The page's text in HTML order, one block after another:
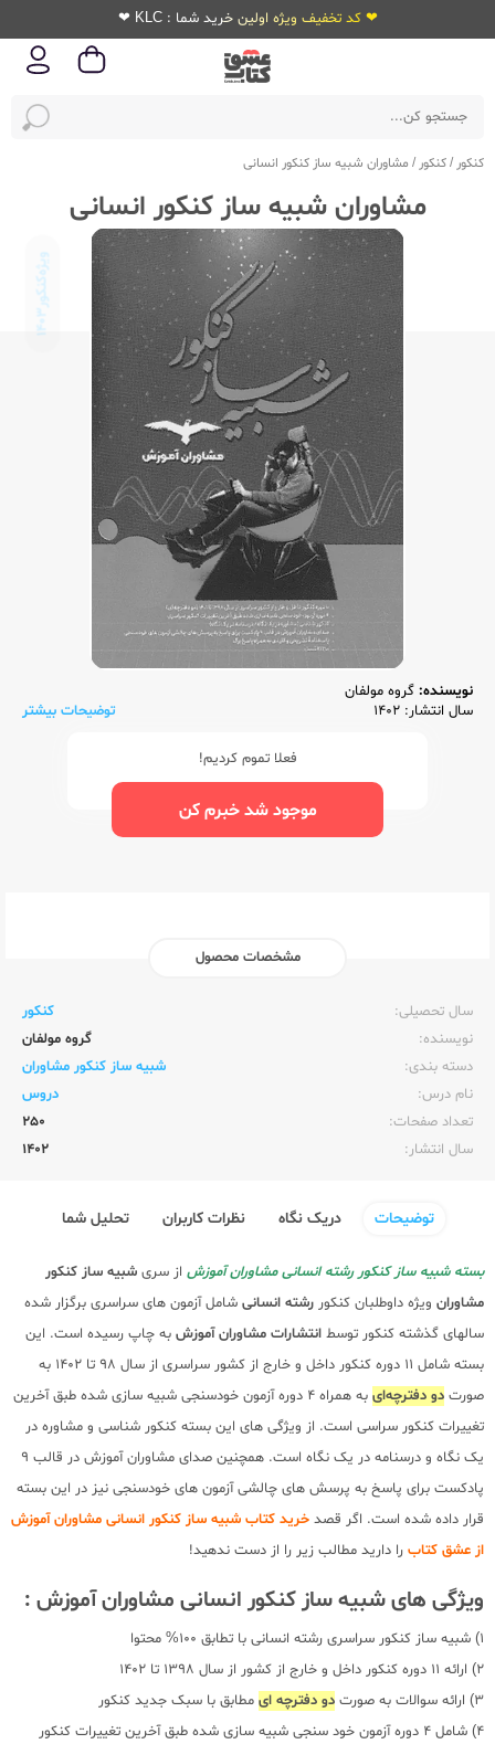
❤ کد تخفیف ویژه اولین خرید شما : KLC ❤
کنکور /کنکور / مشاوران شبیه ساز کنکور انسانی
مشاوران شبیه ساز کنکور انسانی
ویژه‌کنکور
1403
نویسنده: گروه مولفان
سال انتشار: 1402
توضیحات بیشتر
فعلا تموم کردیم!
موجود شد خبرم کن
مشخصات محصول
سال تحصیلی:‌
کنکور
نویسنده:‌
گروه مولفان
دسته بندی:
شبیه ساز کنکور مشاوران
نام درس:
دروس
تعداد صفحات:‌
250
سال انتشار:‌
1402
توضیحات دریک نگاه نظرات کاربران تحلیل شما
بسته شبیه ساز کنکور رشته انسانی مشاوران آموزش از سری شبیه ساز کنکور
مشاوران ویژه داوطلبان کنکور رشته انسانی شامل آزمون های سراسری برگزار شده
سالهای گذشته کنکور توسط انتشارات مشاوران آموزش به چاپ رسیده است. این
بسته شامل 11 دوره کنکور داخل و خارج از کشور سراسری از سال 98 تا 1402 به
صورت دو دفترچه‌ای
به همراه 4 دوره آزمون خودسنجی شبیه سازی شده طبق آخرین
تغییرات کنکور سراسی است. از ویژگی های این بسته کنکور شناسی و مشاوره در
یک نگاه و درسنامه در یک نگاه است. همچنین صدای مشاوران آموزش در قالب 9
پادکست برای پاسخ به پرسش های چالشی آزمون های خودسنجی نیز در این بسته
قرار داده شده است. اگر قصد خرید کتاب شبیه ساز کنکور انسانی مشاوران آموزش
از عشق کتاب را دارید مطالب زیر را از دست ندهید!
ویژگی های شبیه ساز کنکور انسانی مشاوران آموزش :
1) شبیه ساز کنکور سراسری رشته انسانی با تطابق 100% محتوا
2) ارائه 11 دوره کنکور داخل و خارج از کشور از سال 1398 تا 1402
3) ارائه سوالات به صورت
دو دفترچه ای مطابق با سبک جدید کنکور
4) شامل 4 دوره آزمون خود سنجی شبیه سازی شده طبق آخرین تغییرات کنکور